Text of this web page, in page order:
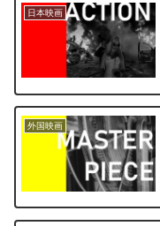
日本映画
外国映画